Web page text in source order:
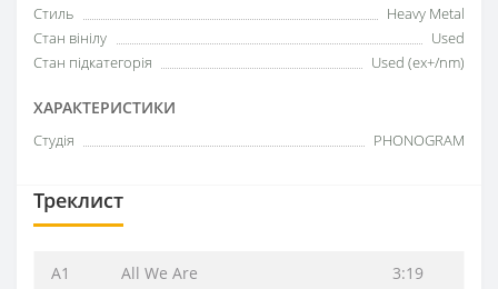
Стиль
Heavy Metal
Стан вінілу
Used
Стан підкатегорія
Used (ex+/nm)
ХАРАКТЕРИСТИКИ
Студія PHONOGRAM
Треклист
A1 All We Are 3:19